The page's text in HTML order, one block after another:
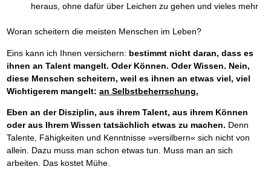
heraus, ohne dafür über Leichen zu gehen und vieles mehr
Woran scheitern die meisten Menschen im Leben?
Eins kann ich Ihnen versichern: bestimmt nicht daran, dass es
ihnen an Talent mangelt. Oder Können. Oder Wissen. Nein,
diese Menschen scheitern, weil es ihnen an etwas viel, viel
Wichtigerem mangelt: an Selbstbeherrschung.
Eben an der Disziplin, aus ihrem Talent, aus ihrem Können
oder aus Ihrem Wissen tatsächlich etwas zu machen. Denn
Talente, Fähigkeiten und Kenntnisse »versilbern« sich nicht von
allein. Dazu muss man schon etwas tun. Muss man an sich
arbeiten. Das kostet Mühe.